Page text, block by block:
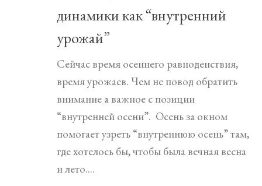
динамики как “внутренний
урожай”
Сейчас время осеннего равноденствия,
время урожаев. Чем не повод обратить
внимание а важное с позиции
“внутренней осени”. Осень за окном
помогает узреть “внутреннюю осень” там,
где хотелось бы, чтобы была вечная весна
и лето....